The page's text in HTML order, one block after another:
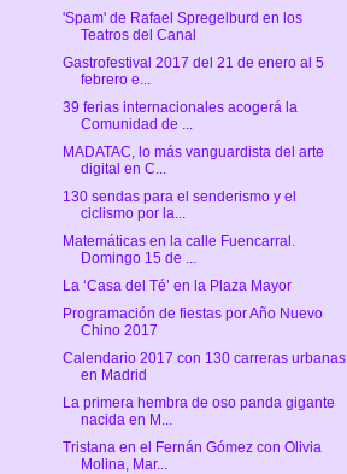
'Spam' de Rafael Spregelburd en los
Teatros del Canal
Gastrofestival 2017 del 21 de enero al 5
febrero e...
39 ferias internacionales acogerá la
Comunidad de ...
MADATAC, lo más vanguardista del arte
digital en C...
130 sendas para el senderismo y el
ciclismo por la...
Matemáticas en la calle Fuencarral.
Domingo 15 de ...
La ‘Casa del Té’ en la Plaza Mayor
Programación de fiestas por Año Nuevo
Chino 2017
Calendario 2017 con 130 carreras urbanas
en Madrid
La primera hembra de oso panda gigante
nacida en M...
Tristana en el Fernán Gómez con Olivia
Molina, Mar...